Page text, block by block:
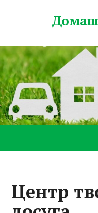
Центр